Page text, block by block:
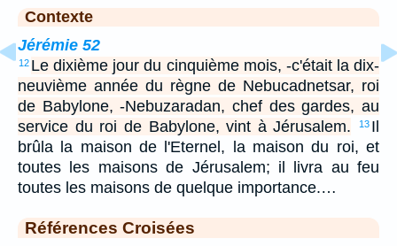
Contexte
Jérémie 52
12 Le dixième jour du cinquième mois, -c'était la dix-
neuvième année du règne de Nebucadnetsar, roi
de Babylone, -Nebuzaradan, chef des gardes, au
service du roi de Babylone, vint à Jérusalem.
13 Il
brûla la maison de l'Eternel, la maison du roi, et
toutes les maisons de Jérusalem; il livra au feu
toutes les maisons de quelque importance.…
Références Croisées